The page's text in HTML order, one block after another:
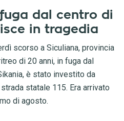
dal centro di
in tragedia
scorso a Siculiana, provincia
di 20 anni, in fuga dal
è stato investito da
statale 115. Era arrivato
di agosto.